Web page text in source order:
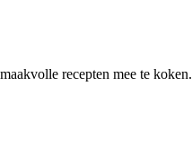
recepten mee te koken.